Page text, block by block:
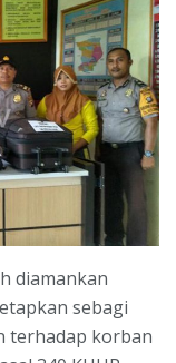
diamankan
sebagi
terhadap korban